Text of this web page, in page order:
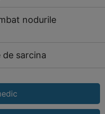
nodurile
de sarcina